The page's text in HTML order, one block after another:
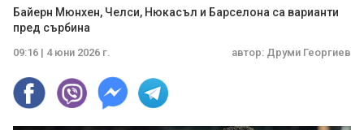
Байерн Мюнхен, Челси, Нюкасъл и Барселона са варианти
пред сърбина
09:16 | 4 юни 2026 г. автор: Друми Георгиев